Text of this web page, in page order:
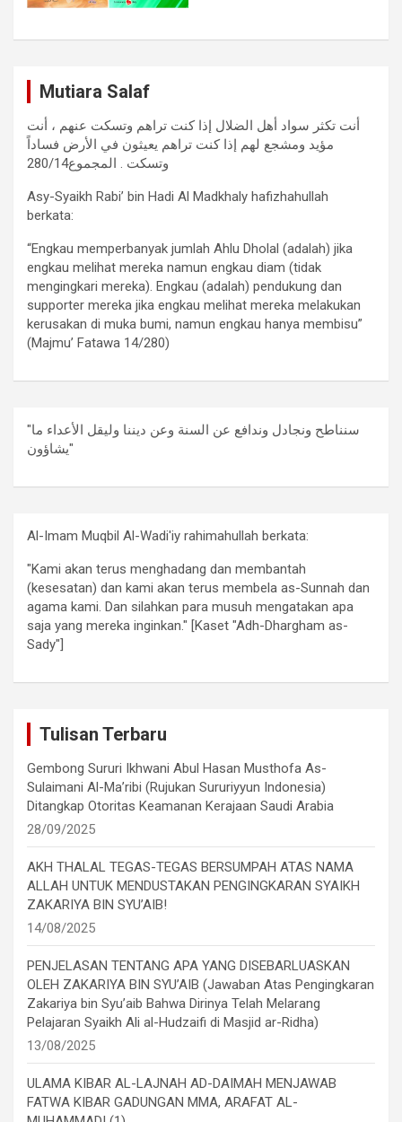
Mutiara Salaf
أنت تكثر سواد أهل الضلال إذا كنت تراهم وتسكت عنهم ، أنت
مؤيد ومشجع لهم إذا كنت تراهم يعيثون في الأرض فساداً
وتسكت . المجموع280/14
Asy-Syaikh Rabi’ bin Hadi Al Madkhaly hafizhahullah
berkata:
“Engkau memperbanyak jumlah Ahlu Dholal (adalah) jika
engkau melihat mereka namun engkau diam (tidak
mengingkari mereka). Engkau (adalah) pendukung dan
supporter mereka jika engkau melihat mereka melakukan
kerusakan di muka bumi, namun engkau hanya membisu”
(Majmu’ Fatawa 14/280)
"سنناطح ونجادل وندافع عن السنة وعن ديننا وليقل الأعداء ما
يشاؤون"
Al-Imam Muqbil Al-Wadi'iy rahimahullah berkata:
"Kami akan terus menghadang dan membantah
(kesesatan) dan kami akan terus membela as-Sunnah dan
agama kami. Dan silahkan para musuh mengatakan apa
saja yang mereka inginkan." [Kaset "Adh-Dhargham as-
Sady"]
Tulisan Terbaru
Gembong Sururi Ikhwani Abul Hasan Musthofa As-
Sulaimani Al-Ma’ribi (Rujukan Sururiyyun Indonesia)
Ditangkap Otoritas Keamanan Kerajaan Saudi Arabia
28/09/2025
AKH THALAL TEGAS-TEGAS BERSUMPAH ATAS NAMA
ALLAH UNTUK MENDUSTAKAN PENGINGKARAN SYAIKH
ZAKARIYA BIN SYU’AIB!
14/08/2025
PENJELASAN TENTANG APA YANG DISEBARLUASKAN
OLEH ZAKARIYA BIN SYU’AIB (Jawaban Atas Pengingkaran
Zakariya bin Syu’aib Bahwa Dirinya Telah Melarang
Pelajaran Syaikh Ali al-Hudzaifi di Masjid ar-Ridha)
13/08/2025
ULAMA KIBAR AL-LAJNAH AD-DAIMAH MENJAWAB
FATWA KIBAR GADUNGAN MMA, ARAFAT AL-